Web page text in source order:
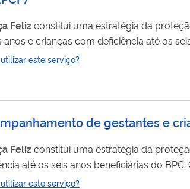
Felizconstitui uma estratégia da
e crianças com deficiência até os
contribui para o fortalecimento dos
a direitos e a articulação com a rede de serviços públicos. Participe dos
este serviço?
de gestantes e
Felizconstitui uma estratégia da
até os seis anos beneficiárias do
e comunitários, o acesso a direitos e a
este serviço?